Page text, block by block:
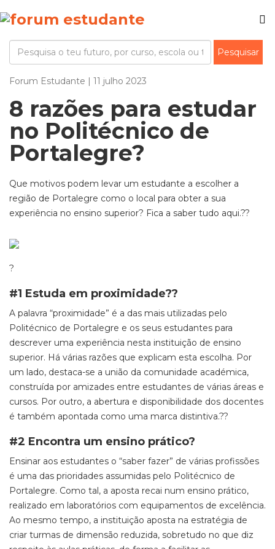
Forum Estudante | 11 julho 2023
8 razões para estudar
no Politécnico de
Portalegre?
Que motivos podem levar um estudante a escolher a
região de Portalegre como o local para obter a sua
experiência no ensino superior? Fica a saber tudo aqui.??
?
#1 Estuda em proximidade??
A palavra “proximidade” é a das mais utilizadas pelo
Politécnico de Portalegre e os seus estudantes para
descrever uma experiência nesta instituição de ensino
superior. Há várias razões que explicam esta escolha. Por
um lado, destaca-se a união da comunidade académica,
construída por amizades entre estudantes de várias áreas e
cursos. Por outro, a abertura e disponibilidade dos docentes
é também apontada como uma marca distintiva.??
#2 Encontra um ensino prático?
Ensinar aos estudantes o “saber fazer” de várias profissões
é uma das prioridades assumidas pelo Politécnico de
Portalegre. Como tal, a aposta recai num ensino prático,
realizado em laboratórios com equipamentos de excelência.
Ao mesmo tempo, a instituição aposta na estratégia de
criar turmas de dimensão reduzida, sobretudo no que diz